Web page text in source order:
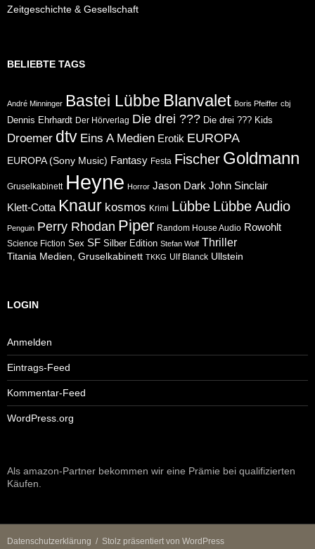
Zeitgeschichte & Gesellschaft
BELIEBTE TAGS
André Minninger Bastei Lübbe Blanvalet Boris Pfeiffer cbj
Dennis Ehrhardt Der Hörverlag Die drei ??? Die drei ??? Kids
Droemer dtv Eins A Medien Erotik EUROPA
EUROPA (Sony Music) Fantasy Festa Fischer Goldmann
Gruselkabinett Heyne Horror Jason Dark John Sinclair
Klett-Cotta Knaur kosmos Krimi Lübbe Lübbe Audio
Penguin Perry Rhodan Piper Random House Audio Rowohlt
Science Fiction Sex SF Silber Edition Stefan Wolf Thriller
Titania Medien, Gruselkabinett TKKG Ulf Blanck Ullstein
LOGIN
Anmelden
Eintrags-Feed
Kommentar-Feed
WordPress.org
Als amazon-Partner bekommen wir eine Prämie bei qualifizierten
Käufen.
Datenschutzerklärung Stolz präsentiert von WordPress